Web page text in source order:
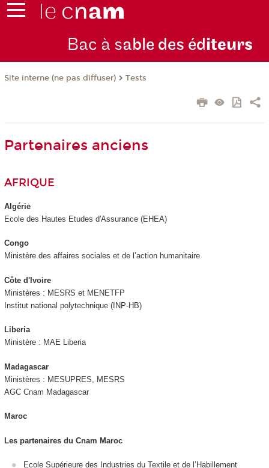
Bac à sable des éditeurs
Site interne (ne pas diffuser) Tests
Partenaires anciens
AFRIQUE
Algérie
Ecole des Hautes Etudes d'Assurance (EHEA)
Congo
Ministère des affaires sociales et de l’action humanitaire
Côte d'Ivoire
Ministères : MESRS et MENETFP
Institut national polytechnique (INP-HB)
Liberia
Ministère : MAE Liberia
Madagascar
Ministères : MESUPRES, MESRS
AGC Cnam Madagascar
Maroc
Les partenaires du Cnam Maroc
Ecole Supérieure des Industries du Textile et de l’Habillement